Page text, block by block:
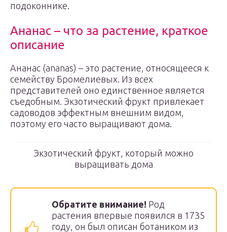
подоконнике.
Ананас – что за растение, краткое
описание
Ананас (ananas) – это растение, относящееся к
семейству Бромелиевых. Из всех
представителей оно единственное является
съедобным. Экзотический фрукт привлекает
садоводов эффектным внешним видом,
поэтому его часто выращивают дома.
Экзотический фрукт, который можно
выращивать дома
Обратите внимание! Род
растения впервые появился в 1735
году, он был описан ботаником из